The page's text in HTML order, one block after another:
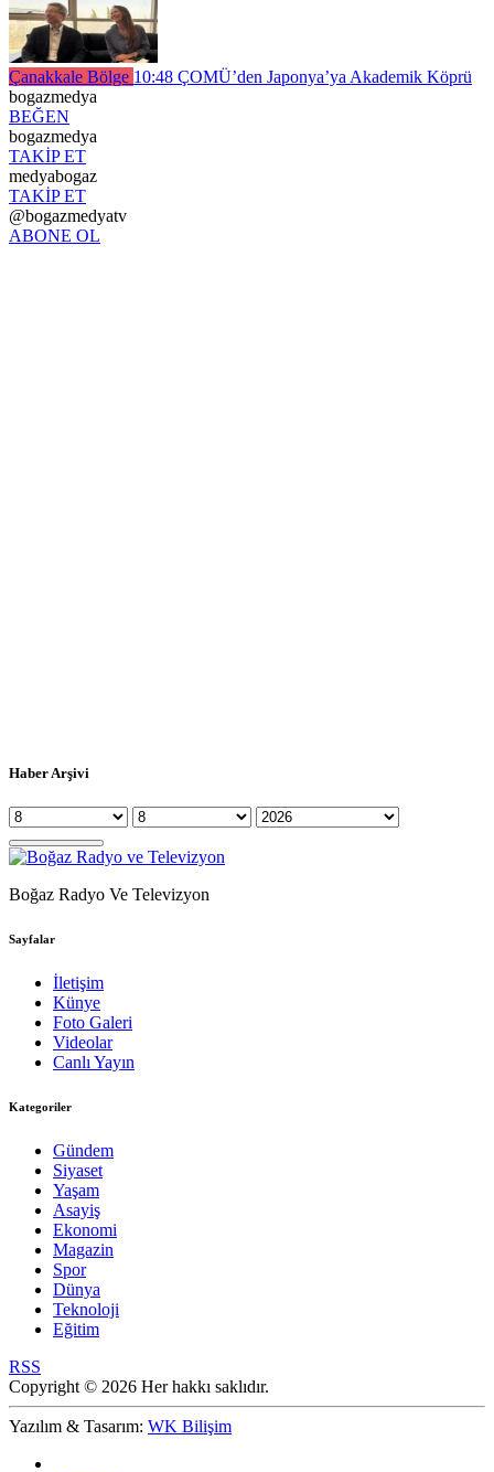
Çanakkale Bölge 10:48 ÇOMÜ’den Japonya’ya Akademik Köprü
bogazmedya
BEĞEN
bogazmedya
TAKİP ET
medyabogaz
TAKİP ET
@bogazmedyatv
ABONE OL
Haber Arşivi
Boğaz Radyo Ve Televizyon
Sayfalar
İletişim
Künye
Foto Galeri
Videolar
Canlı Yayın
Kategoriler
Gündem
Siyaset
Yaşam
Asayiş
Ekonomi
Magazin
Spor
Dünya
Teknoloji
Eğitim
RSS
Copyright © 2026 Her hakkı saklıdır.
Yazılım & Tasarım: WK Bilişim